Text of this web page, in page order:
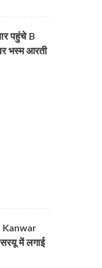
पहुंचे B
भस्म आरती
Kanwar
में लगाई